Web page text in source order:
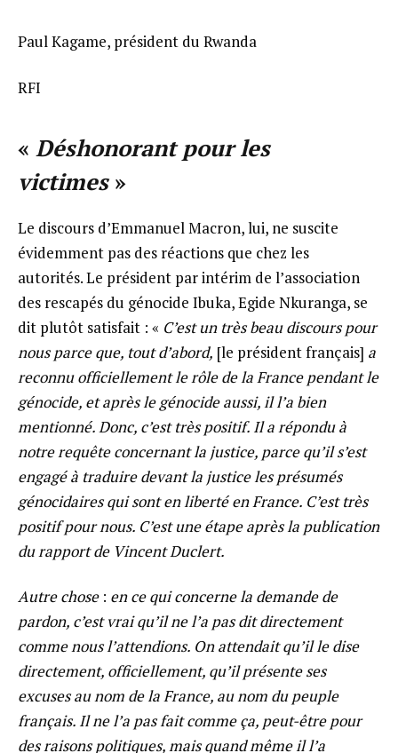
Paul Kagame, président du Rwanda
RFI
« Déshonorant pour les
victimes »
Le discours d’Emmanuel Macron, lui, ne suscite
évidemment pas des réactions que chez les
autorités. Le président par intérim de l’association
des rescapés du génocide Ibuka, Egide Nkuranga, se
dit plutôt satisfait : « C’est un très beau discours pour
nous parce que, tout d’abord, [le président français] a
reconnu officiellement le rôle de la France pendant le
génocide, et après le génocide aussi, il l’a bien
mentionné. Donc, c’est très positif. Il a répondu à
notre requête concernant la justice, parce qu’il s’est
engagé à traduire devant la justice les présumés
génocidaires qui sont en liberté en France. C’est très
positif pour nous. C’est une étape après la publication
du rapport de Vincent Duclert.
Autre chose: en ce qui concerne la demande de
pardon, c’est vrai qu’il ne l’a pas dit directement
comme nous l’attendions. On attendait qu’il le dise
directement, officiellement, qu’il présente ses
excuses au nom de la France, au nom du peuple
français. Il ne l’a pas fait comme ça, peut-être pour
des raisons politiques, mais quand même il l’a